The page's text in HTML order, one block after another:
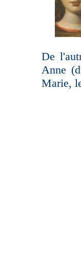
De
Anne
Marie,